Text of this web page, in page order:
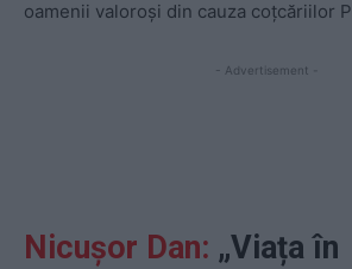
oamenii valoroși din cauza coțcăriilor
- Advertisement -
Nicușor Dan: „Viața în